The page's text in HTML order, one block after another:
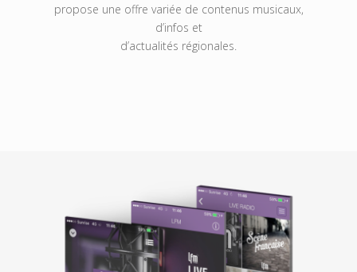
propose une offre variée de contenus musicaux,
d’infos et
d’actualités régionales.